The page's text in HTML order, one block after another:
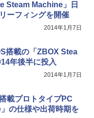
Steam Machine」日
ーフィングを開催
2014年1月7日
搭載の「ZBOX Stea
年後半に投入
2014年1月7日
載プロトタイプPC
の仕様や出荷時期を